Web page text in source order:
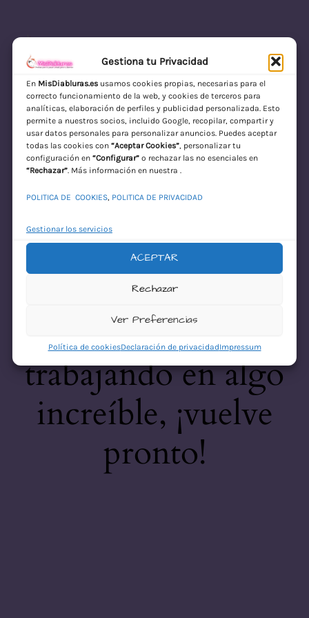
Gestiona tu Privacidad
En MisDiabluras.esusamos cookies propias, necesarias para el
correcto funcionamiento de la web, y cookies de terceros para
analíticas, elaboración de perfiles y publicidad personalizada. Esto
permite a nuestros socios, incluido Google, recopilar, compartir y
usar datos personales para personalizar anuncios. Puedes aceptar
todas las cookies con “Aceptar Cookies”, personalizar tu
configuración en “Configurar”o rechazar las no esenciales en
“Rechazar”. Más información en nuestra .
POLITICA DE COOKIES, POLITICA DE PRIVACIDAD
Gestionar los servicios
ACEPTAR
Rechazar
Ver Preferencias
Política de cookiesDeclaración de privacidadImpressum
MisDiabluras | Sexshop Online con Envío
Discreto en España
Acceder
¡Disculpa este
desastre! Estamos
trabajando en algo
increíble, ¡vuelve
pronto!